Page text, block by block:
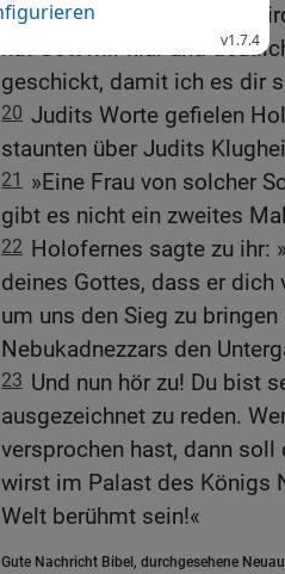
mehr hat, und kein Hund
hat Gott mir klar und
geschickt, damit ich es dir
20 Judits Worte gefielen
staunten über Judits
21
»Eine Frau von solcher
gibt es nicht ein zweites
22 Holofernes sagte zu ihr:
deines Gottes, dass er
um uns den Sieg zu
Nebukadnezzars den
23 Und nun hör zu! Du bist
ausgezeichnet zu reden.
versprochen hast, dann
wirst im Palast des Königs
Welt berühmt sein!«
Gute Nachricht Bibel, durchgesehene